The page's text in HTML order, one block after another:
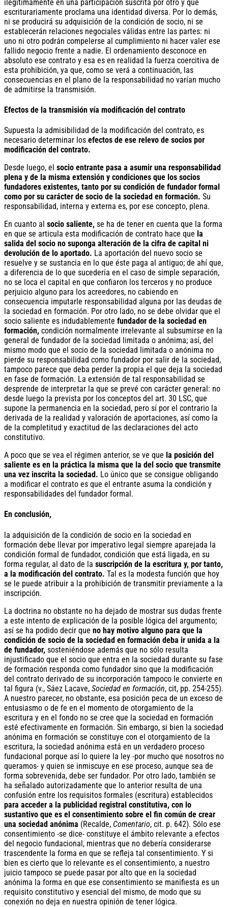
ilegítimamente en una participación suscrita por otro y que
escriturariamente proclama una identidad diversa. Por lo demás,
ni se producirá su adquisición de la condición de socio, ni se
establecerán relaciones negociales válidas entre las partes: ni
uno ni otro podrán compelerse al cumplimiento ni hacer valer ese
fallido negocio frente a nadie. El ordenamiento desconoce en
absoluto ese contrato y esa es en realidad la fuerza coercitiva de
esta prohibición, ya que, como se verá a continuación, las
consecuencias en el plano de la responsabilidad no varían mucho
de admitirse la transmisión.
Efectos de la transmisión vía modificación del contrato
Supuesta la admisibilidad de la modificación del contrato, es
necesario determinar los efectos de ese relevo de socios por
modificación del contrato.
Desde luego, el socio entrante pasa a asumir una responsabilidad
plena y de la misma extensión y condiciones que los socios
fundadores existentes, tanto por su condición de fundador formal
como por su carácter de socio de la sociedad en formación. Su
responsabilidad, interna y externa es, por ese concepto, plena.
En cuanto al socio saliente, se ha de tener en cuenta que la forma
en que se articula esta modificación de contrato hace que la
salida del socio no suponga alteración de la cifra de capital ni
devolución de lo aportado. La aportación del nuevo socio se
resuelve y se sustancia en lo que éste paga al antiguo; de ahí que,
a diferencia de lo que sucedería en el caso de simple separación,
no se loca el capital en que confiaron los terceros y no produce
perjuicio alguno para los acreedores, no cabiendo en
consecuencia imputarle responsabilidad alguna por las deudas de
la sociedad en formación. Por otro lado, no se debe olvidar que el
socio saliente es indudablemente fundador de la sociedad en
formación, condición normalmente irrelevante al subsumirse en la
general de fundador de la sociedad limitada o anónima; así, del
mismo modo que el socio de la sociedad limitada o anónima no
pierde su responsabilidad como fundador por salir de la sociedad,
tampoco parece que deba perder la propia el que deja la sociedad
en fase de formación. La extensión de tal responsabilidad se
desprende de interpretar la que se prevé con carácter general: no
desde luego la prevista por los conceptos del art. 30 LSC, que
supone la permanencia en la sociedad, pero sí por el contrario la
derivada de la realidad y valoración de aportaciones, así como la
de la completitud y exactitud de las declaraciones del acto
constitutivo.
A poco que se vea el régimen anterior, se ve que la posición del
saliente es en la práctica la misma que la del socio que transmite
una vez inscrita la sociedad. Lo único que se consigue obligando
a modificar el contrato es que el entrante asuma la condición y
responsabilidades del fundador formal.
En conclusión,
la adquisición de la condición de socio en la sociedad en
formación debe llevar por imperativo legal siempre aparejada la
condición formal de fundador, condición que está ligada, en su
forma regular, al dato de la suscripción de la escritura y, por tanto,
a la modificación del contrato. Tal es la modesta función que hoy
se le puede atribuir a la prohibición de transmitir previamente a la
inscripción.
La doctrina no obstante no ha dejado de mostrar sus dudas frente
a este intento de explicación de la posible lógica del argumento;
así se ha podido decir que no hay motivo alguno para que la
condición de socio de la sociedad en formación deba ir unida a la
de fundador, sosteniéndose además que no sólo resulta
injustificado que el socio que entra en la sociedad durante su fase
de formación responda como fundador sino que la modificación
del contrato derivado de su incorporación tampoco le convierte en
tal figura (v., Sáez Lacave, Sociedad en formación, cit, pp. 254-255).
A nuestro parecer, no obstante, esa posición peca de un exceso de
entusiasmo o de fe en el momento de otorgamiento de la
escritura y en el fondo no se cree que la sociedad en formación
esté efectivamente en formación. Sin embargo, si bien la sociedad
anónima en formación se constituye con el otorgamiento de la
escritura, la sociedad anónima está en un verdadero proceso
fundacional porque así lo quiere la ley -por mucho que nosotros no
queramos- y quien se inmiscuye en ese proceso, aunque sea de
forma sobrevenida, debe ser fundador. Por otro lado, también se
ha señalado autorizadamente que lo anterior resulta de una
confusión entre los requisitos formales (escritura) establecidos
para acceder a la publicidad registral constitutiva, con lo
sustantivo que es el consentimiento sobre el fin común de crear
una sociedad anónima (Recalde, Comentario, cit. p. 642). Sólo ese
consentimiento -se dice- constituye el ámbito relevante a efectos
del negocio fundacional, mientras que no debería considerarse
trascendente la forma en que se refleja tal consentimiento. Y si
bien es cierto que lo relevante es el consentimiento, a nuestro
juicio tampoco se puede pasar por alto que en la sociedad
anónima la forma en que ese consentimiento se manifiesta es un
requisito constitutivo y esencial del mismo, de modo que su
conexión no deja en nuestra opinión de tener lógica.